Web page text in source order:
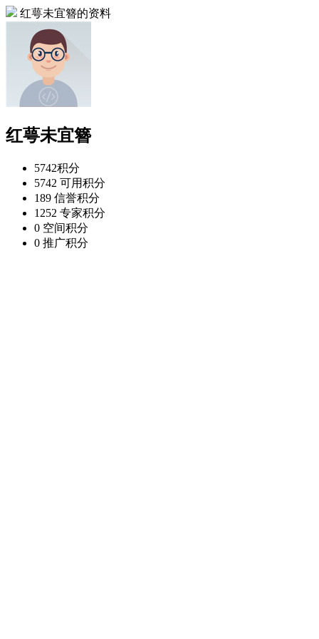
红萼未宜簪的资料
红萼未宜簪
5742积分
5742 可用积分
189 信誉积分
1252 专家积分
0 空间积分
0 推广积分